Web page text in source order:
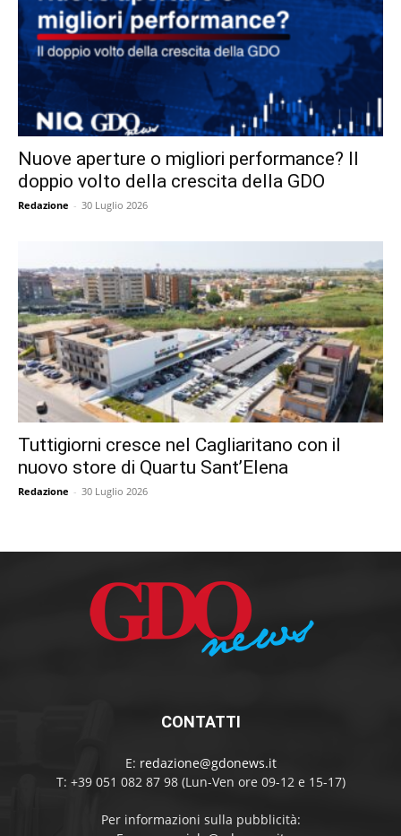
Nuove aperture o migliori performance? Il
doppio volto della crescita della GDO
Redazione - 30 Luglio 2026
Tuttigiorni cresce nel Cagliaritano con il
nuovo store di Quartu Sant’Elena
Redazione - 30 Luglio 2026
CONTATTI
E: redazione@gdonews.it
T: +39 051 082 87 98 (Lun-Ven ore 09-12 e 15-17)
Per informazioni sulla pubblicità: